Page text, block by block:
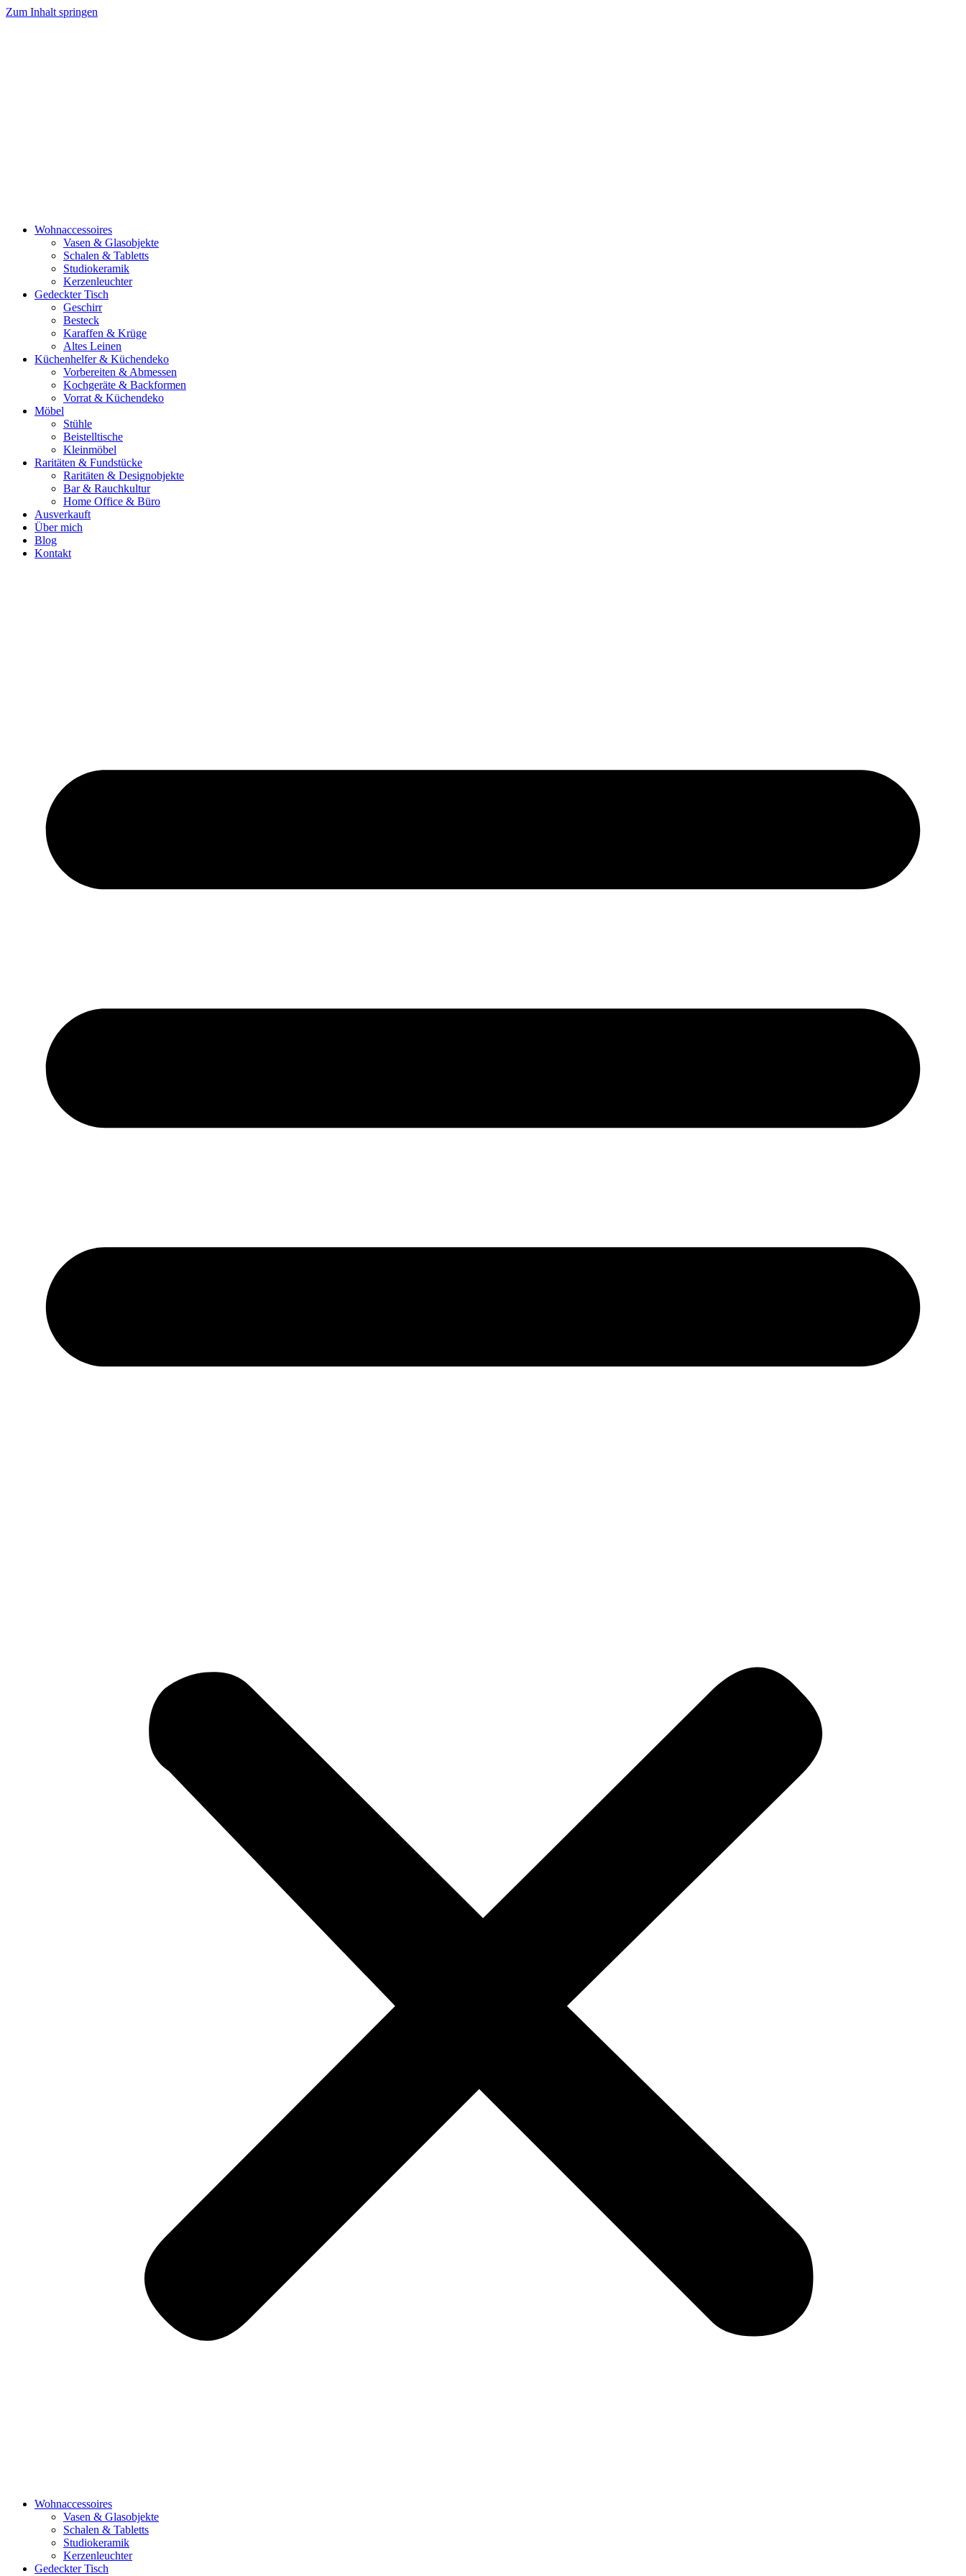
Zum Inhalt springen
Wohnaccessoires
Vasen & Glasobjekte
Schalen & Tabletts
Studiokeramik
Kerzenleuchter
Gedeckter Tisch
Geschirr
Besteck
Karaffen & Krüge
Altes Leinen
Küchenhelfer & Küchendeko
Vorbereiten & Abmessen
Kochgeräte & Backformen
Vorrat & Küchendeko
Möbel
Stühle
Beistelltische
Kleinmöbel
Raritäten & Fundstücke
Raritäten & Designobjekte
Bar & Rauchkultur
Home Office & Büro
Ausverkauft
Über mich
Blog
Kontakt
Wohnaccessoires
Vasen & Glasobjekte
Schalen & Tabletts
Studiokeramik
Kerzenleuchter
Gedeckter Tisch